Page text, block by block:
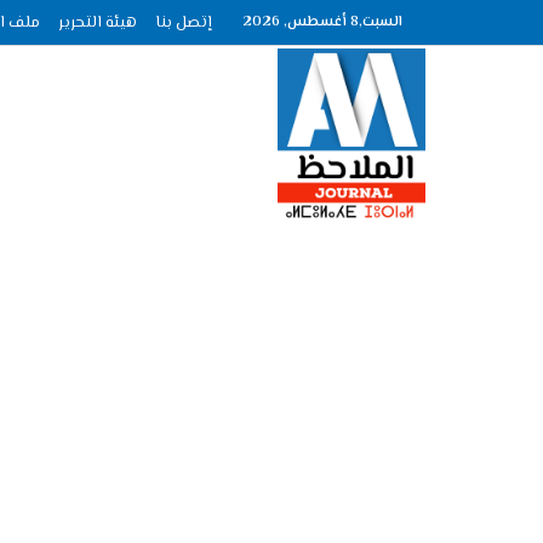
السبت,8 أغسطس, 2026 إتصل بنا هيئة التحرير ملف